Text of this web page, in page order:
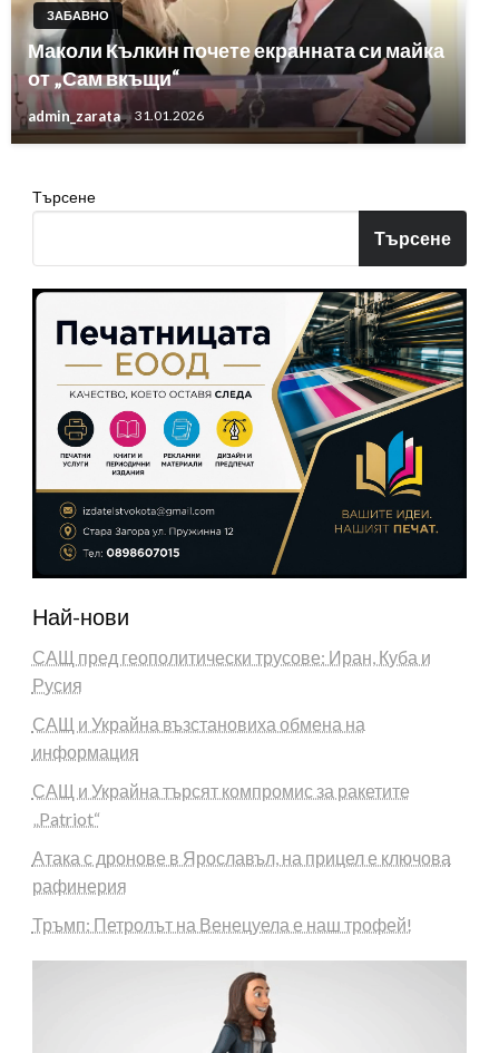
ЗАБАВНО
Маколи Кълкин почете екранната си майка
от „Сам вкъщи“
admin_zarata 31.01.2026
Търсене
Търсене
Най-нови
САЩ пред геополитически трусове: Иран, Куба и
Русия
САЩ и Украйна възстановиха обмена на
информация
САЩ и Украйна търсят компромис за ракетите
„Patriot“
Атака с дронове в Ярославъл, на прицел е ключова
рафинерия
Тръмп: Петролът на Венецуела е наш трофей!